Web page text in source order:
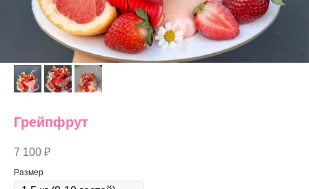
Грейпфрут
7 100 ₽
Размер